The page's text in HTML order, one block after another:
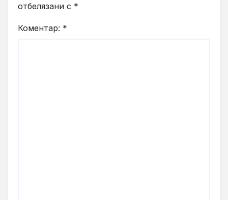
отбелязани с *
Коментар: *